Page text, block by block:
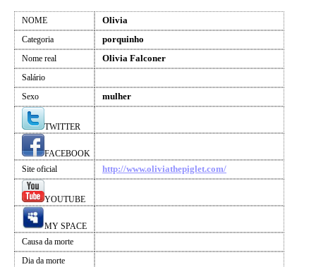
NOME Olivia
Categoria porquinho
Nome real Olivia Falconer
Salário
Sexo
mulher
TWITTER
FACEBOOK
Site oficial
http://www.oliviathepiglet.com/
YOUTUBE
MY SPACE
Causa da morte
Dia da morte